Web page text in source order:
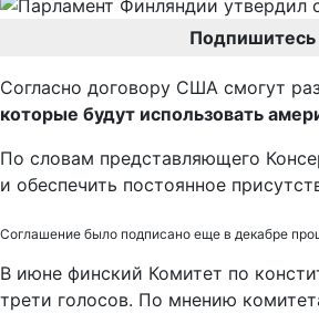
Подпишитесь
Согласно договору США смогут
которые будут использовать
По словам представляющего
и обеспечить постоянное
Соглашение было подписано еще в декабре
В июне финский Комитет по
трети голосов. По мнению